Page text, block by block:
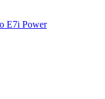
E7i Power